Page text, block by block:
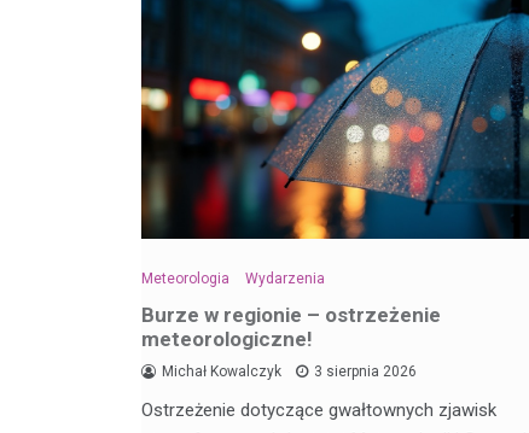
Meteorologia Wydarzenia
Burze w regionie – ostrzeżenie
meteorologiczne!
Michał Kowalczyk 3 sierpnia 2026
Ostrzeżenie dotyczące gwałtownych zjawisk